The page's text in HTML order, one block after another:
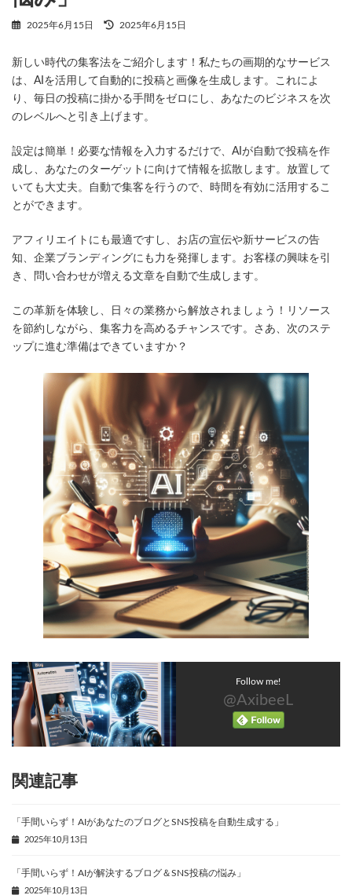
2025年6月15日
最
新
日
2025年6月15日
新しい時代の集客法をご紹介します！私たちの画期的なサービス
は、AIを活用して自動的に投稿と画像を生成します。これによ
り、毎日の投稿に掛かる手間をゼロにし、あなたのビジネスを次
のレベルへと引き上げます。
設定は簡単！必要な情報を入力するだけで、AIが自動で投稿を作
成し、あなたのターゲットに向けて情報を拡散します。放置して
いても大丈夫。自動で集客を行うので、時間を有効に活用するこ
とができます。
アフィリエイトにも最適ですし、お店の宣伝や新サービスの告
知、企業ブランディングにも力を発揮します。お客様の興味を引
き、問い合わせが増える文章を自動で生成します。
この革新を体験し、日々の業務から解放されましょう！リソース
を節約しながら、集客力を高めるチャンスです。さあ、次のステ
ップに進む準備はできていますか？
Follow me!
@AxibeeL
関連記事
「手間いらず！AIがあなたのブログとSNS投稿を自動生成する」
2025年10月13日
「手間いらず！AIが解決するブログ＆SNS投稿の悩み」
2025年10月13日